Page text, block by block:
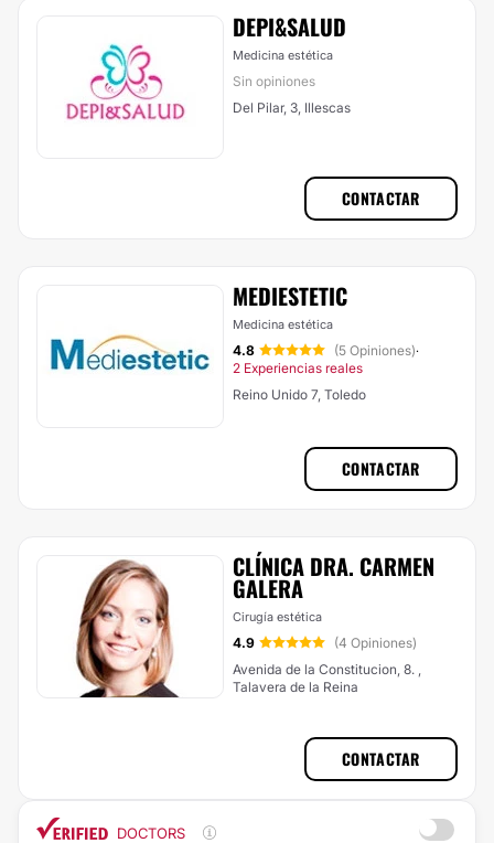
DEPI&SALUD
Medicina estética
Sin opiniones
Del Pilar, 3, Illescas
CONTACTAR
MEDIESTETIC
Medicina estética
4.8 (5 Opiniones)·
2 Experiencias reales
Reino Unido 7, Toledo
CONTACTAR
CLÍNICA DRA. CARMEN
GALERA
Cirugía estética
4.9
(4 Opiniones)
Avenida de la Constitucion, 8. ,
Talavera de la Reina
CONTACTAR
DOCTORS